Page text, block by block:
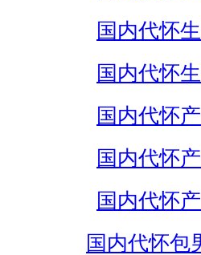
国内代怀
国内代怀
国内代怀
国内代怀
国内代怀
国内代怀包